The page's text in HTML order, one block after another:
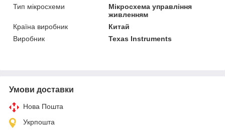
Тип мікросхеми
Мікросхема управління
живленням
Країна виробник
Китай
Виробник
Texas Instruments
Умови доставки
Нова Пошта
Укрпошта